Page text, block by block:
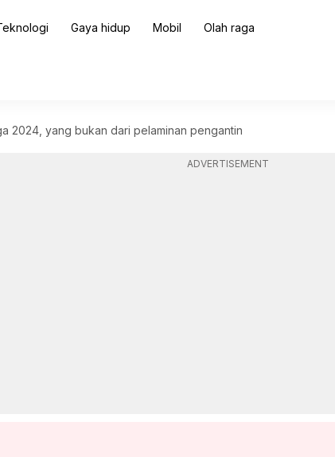
Gaya hidup Mobil Olah raga
2024, yang bukan dari pelaminan pengantin
ADVERTISEMENT